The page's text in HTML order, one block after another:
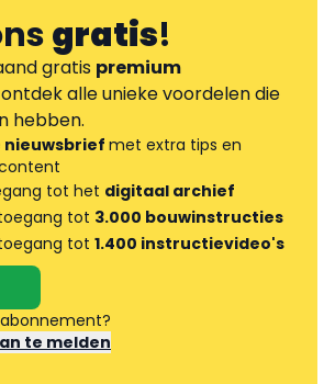
gratis!
gratis premium
alle unieke voordelen die
hebben.
nieuwsbriefmet extra tips en
tot het digitaal archief
tot 3.000 bouwinstructies
tot 1.400 instructievideo's
te melden